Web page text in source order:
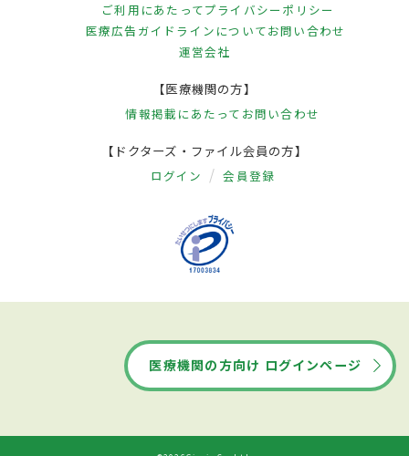
ご利用にあたってプライバシーポリシー
医療広告ガイドラインについてお問い合わせ
運営会社
【医療機関の方】
情報掲載にあたって お問い合わせ
【ドクターズ・ファイル会員の方】
ログイン 会員登録
医療機関の方向け ログインページ